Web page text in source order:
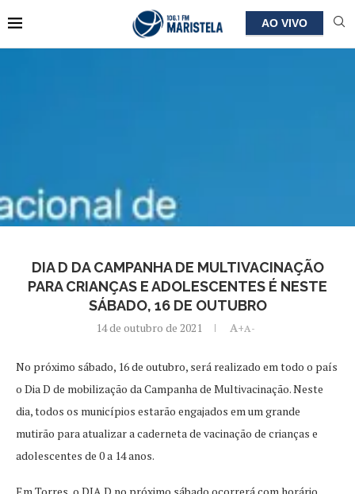
AO VIVO
DIA D DA CAMPANHA DE MULTIVACINAÇÃO
PARA CRIANÇAS E ADOLESCENTES É NESTE
SÁBADO, 16 DE OUTUBRO
14 de outubro de 2021 A+A-
No próximo sábado, 16 de outubro, será realizado em todo o país
o Dia D de mobilização da Campanha de Multivacinação. Neste
dia, todos os municípios estarão engajados em um grande
mutirão para atualizar a caderneta de vacinação de crianças e
adolescentes de 0 a 14 anos.